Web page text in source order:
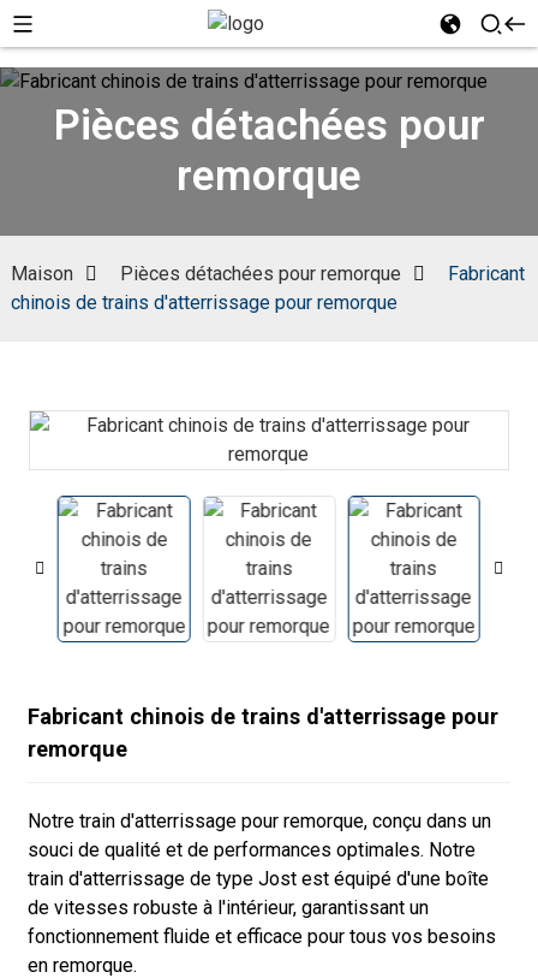
Pièces détachées pour
remorque
Maison Pièces détachées pour remorque
Fabricant
chinois de trains d'atterrissage pour remorque
Fabricant chinois de trains d'atterrissage pour
remorque
Notre train d'atterrissage pour remorque, conçu dans un
souci de qualité et de performances optimales. Notre
train d'atterrissage de type Jost est équipé d'une boîte
de vitesses robuste à l'intérieur, garantissant un
fonctionnement fluide et efficace pour tous vos besoins
en remorque.